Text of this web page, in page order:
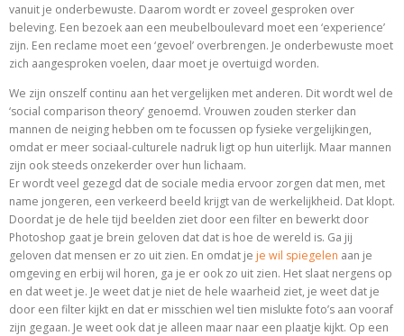
vanuit je onderbewuste. Daarom wordt er zoveel gesproken over
beleving. Een bezoek aan een meubelboulevard moet een ‘experience’
zijn. Een reclame moet een ‘gevoel’ overbrengen. Je onderbewuste moet
zich aangesproken voelen, daar moet je overtuigd worden.
We zijn onszelf continu aan het vergelijken met anderen. Dit wordt wel de
‘social comparison theory’ genoemd. Vrouwen zouden sterker dan
mannen de neiging hebben om te focussen op fysieke vergelijkingen,
omdat er meer sociaal-culturele nadruk ligt op hun uiterlijk. Maar mannen
zijn ook steeds onzekerder over hun lichaam.
Er wordt veel gezegd dat de sociale media ervoor zorgen dat men, met
name jongeren, een verkeerd beeld krijgt van de werkelijkheid. Dat klopt.
Doordat je de hele tijd beelden ziet door een filter en bewerkt door
Photoshop gaat je brein geloven dat dat is hoe de wereld is. Ga jij
geloven dat mensen er zo uit zien. En omdat je je wil spiegelen aan je
omgeving en erbij wil horen, ga je er ook zo uit zien. Het slaat nergens op
en dat weet je. Je weet dat je niet de hele waarheid ziet, je weet dat je
door een filter kijkt en dat er misschien wel tien mislukte foto’s aan vooraf
zijn gegaan. Je weet ook dat je alleen maar naar een plaatje kijkt. Op een